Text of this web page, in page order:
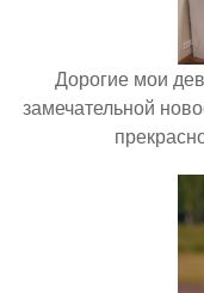
Дорогие мои
замечательной